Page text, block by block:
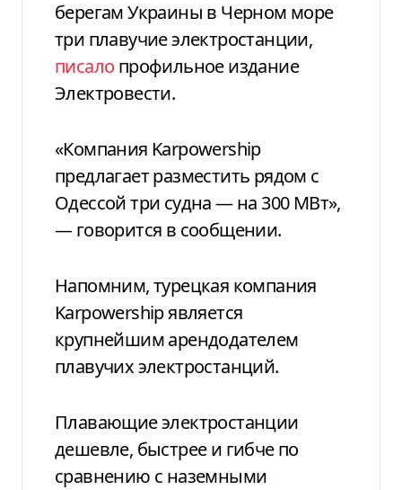
берегам Украины в Черном море
три плавучие электростанции,
писало профильное издание
Электровести.
«Компания Karpowership
предлагает разместить рядом с
Одессой три судна — на 300 МВт»,
— говорится в сообщении.
Напомним, турецкая компания
Karpowership является
крупнейшим арендодателем
плавучих электростанций.
Плавающие электростанции
дешевле, быстрее и гибче по
сравнению с наземными